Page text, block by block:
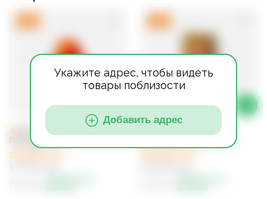
Укажите адрес, чтобы видеть
товары поблизости
Добавить адрес
12358
Помидор 1 кг Гречневая MAKFA 800 г